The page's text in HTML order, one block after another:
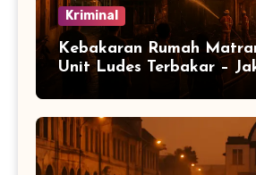
Kriminal
Kebakaran Rumah
Unit Ludes Terbakar –